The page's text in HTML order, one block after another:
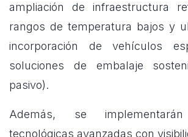
ampliación de infraestructura
rangos de temperatura bajos y
incorporación de vehículos
soluciones de embalaje
pasivo).
Además, se
tecnológicas avanzadas con